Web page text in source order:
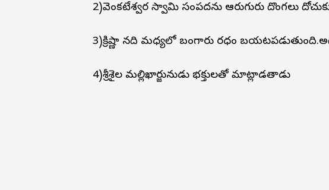
2)వెంకటేశ్వర స్వామి సంపదను ఆరుగురు దొంగలు
3)క్రిష్ణా నది మధ్యలో బంగారు రధం బయటపడుతుంది.అది
4)శ్రీశైల మల్లిఖార్జునుడు భక్తులతో మాట్లాడతాడు